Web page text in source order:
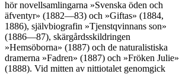
hör novellsamlingarna »Svenska öden och
äfventyr» (1882—83) och »Giftas» (1884,
1886), självbiografin »Tjenstqvinnans son»
(1886—87), skärgårdsskildringen
»Hemsöborna» (1887) och de naturalistiska
dramerna »Fadren» (1887) och »Fröken Julie»
(1888). Vid mitten av nittiotalet genomgick